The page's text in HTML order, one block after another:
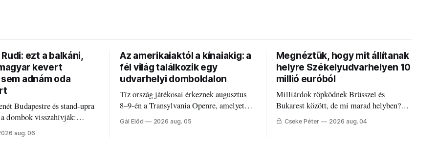
ezt a balkáni,
kevert
adnám oda
Budapestre és stand-upra
dombok visszahívják:
humorról, származásról és
aug. 06
Az amerikaiaktól a kínaiakig: a
fél világ találkozik egy
udvarhelyi domboldalon
Tíz ország játékosai érkeznek augusztus
8–9-én a Transylvania Openre, amelyet
Románia legrégebben működő állandó
discgolfpályáján rendeznek meg.
Gál Előd 2026 aug. 05
Megnéztük, hogy mit állítanak
helyre Székelyudvarhelyen 10
millió euróból
Milliárdok röpködnek Brüsszel és
Bukarest között, de mi marad helyben?
Mire költik a PNRR-pénzeket
Cseke Péter 2026 aug. 04